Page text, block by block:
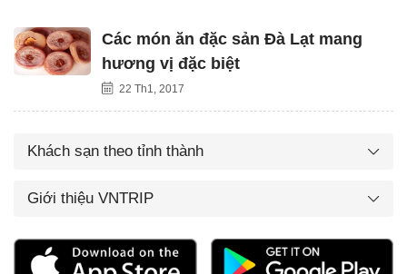
Các món ăn đặc sản Đà Lạt mang
hương vị đặc biệt
22 Th1, 2017
Khách sạn theo tỉnh thành
Giới thiệu VNTRIP